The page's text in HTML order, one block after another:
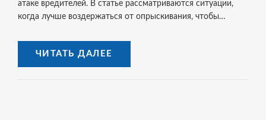
атаке вредителей. В статье рассматриваются ситуации,
когда лучше воздержаться от опрыскивания, чтобы
и природные фазы влияют на эффективность обработки
деревьев. Эти советы помогут сохранить растения
здоровыми и продуктивными.
ЧИТАТЬ ДАЛЕЕ